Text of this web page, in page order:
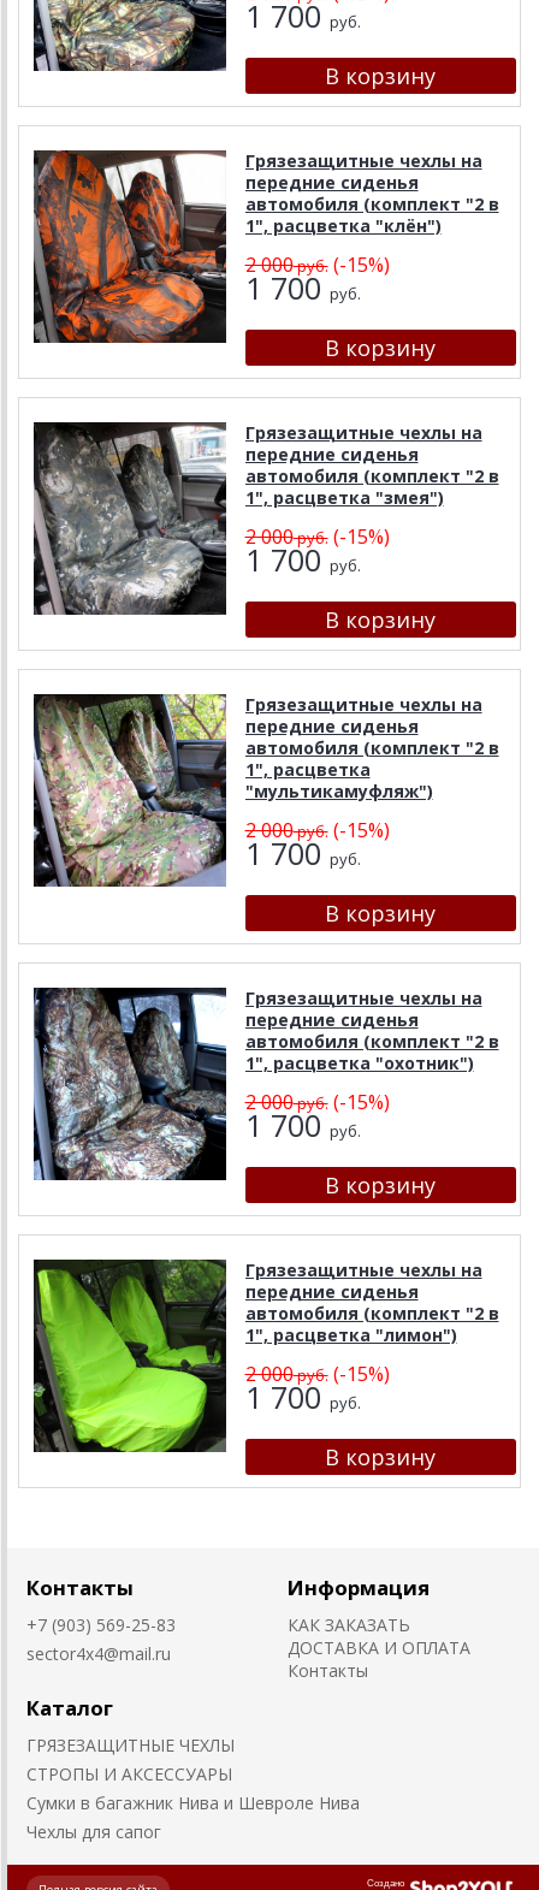
1 700 руб.
Грязезащитные чехлы на
передние сиденья
автомобиля (комплект "2 в
1", расцветка "клён")
2 000руб.(-15%)
1 700 руб.
Грязезащитные чехлы на
передние сиденья
автомобиля (комплект "2 в
1", расцветка "змея")
2 000руб.(-15%)
1 700 руб.
Грязезащитные чехлы на
передние сиденья
автомобиля (комплект "2 в
1", расцветка
"мультикамуфляж")
2 000руб.(-15%)
1 700 руб.
Грязезащитные чехлы на
передние сиденья
автомобиля (комплект "2 в
1", расцветка "охотник")
2 000руб.(-15%)
1 700 руб.
Грязезащитные чехлы на
передние сиденья
автомобиля (комплект "2 в
1", расцветка "лимон")
2 000руб.(-15%)
1 700 руб.
Контакты
+7 (903) 569-25-83
sector4x4@mail.ru
Информация
КАК ЗАКАЗАТЬ
ДОСТАВКА И ОПЛАТА
Контакты
Каталог
ГРЯЗЕЗАЩИТНЫЕ ЧЕХЛЫ
СТРОПЫ И АКСЕССУАРЫ
Сумки в багажник Нива и Шевроле Нива
Чехлы для сапог
Создано